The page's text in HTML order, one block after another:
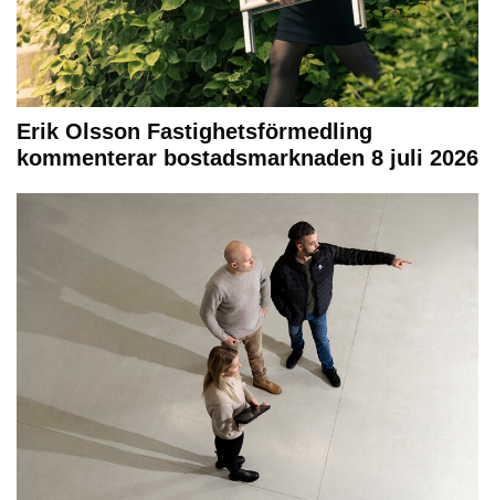
Erik Olsson Fastighetsförmedling
kommenterar bostadsmarknaden 8 juli 2026